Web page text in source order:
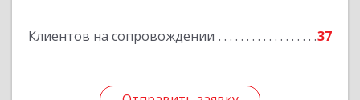
Клиентов на сопровождении 37
Подробнее